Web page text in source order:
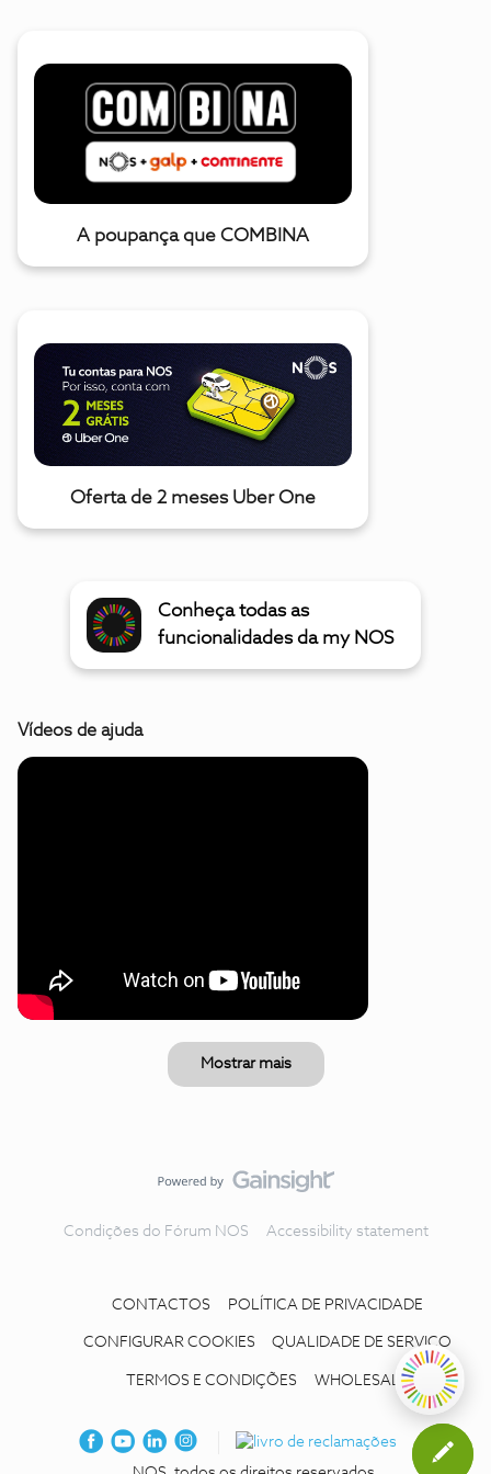
A poupança que COMBINA
Oferta de 2 meses Uber One
Conheça todas as
funcionalidades da my NOS
Vídeos de ajuda
Mostrar mais
Condições do Fórum NOS Accessibility statement
CONTACTOS POLÍTICA DE PRIVACIDADE
CONFIGURAR COOKIES QUALIDADE DE SERVIÇO
TERMOS E CONDIÇÕES WHOLESALE